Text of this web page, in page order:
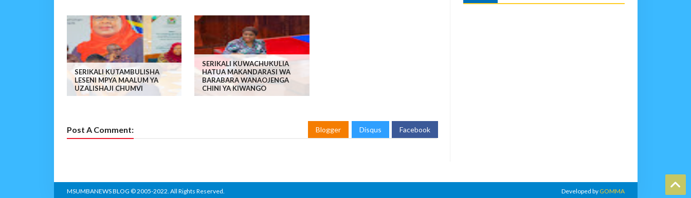
SERIKALI KUTAMBULISHA
LESENI MPYA MAALUM YA
UZALISHAJI CHUMVI
SERIKALI KUWACHUKULIA
HATUA MAKANDARASI WA
BARABARA WANAOJENGA
CHINI YA KIWANGO
Post A Comment: Blogger Disqus Facebook
MSUMBANEWS BLOG © 2005-2022. All Rights Reserved. Developed byGOMMA